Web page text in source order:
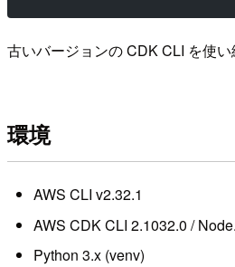
古いバージョンの CDK CLI を使
環境
AWS CLI v2.32.1
AWS CDK CLI 2.1032.0 /
Python 3.x (venv)